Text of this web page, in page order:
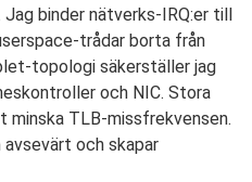
binder nätverks-IRQ:er till
trådar borta från
topologi säkerställer jag
och NIC. Stora
minska TLB-missfrekvensen.
avsevärt och skapar